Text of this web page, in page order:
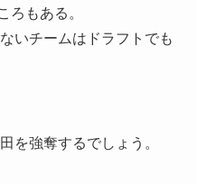
ろもある。
いチームはドラフトでも
を強奪するでしょう。